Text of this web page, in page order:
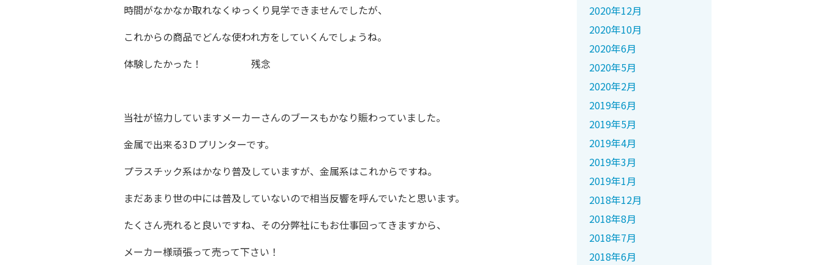
時間がなかなか取れなくゆっくり見学できませんでしたが、
これからの商品でどんな使われ方をしていくんでしょうね。
体験したかった！ 残念
当社が協力していますメーカーさんのブースもかなり賑わっていました。
金属で出来る3Ｄプリンターです。
プラスチック系はかなり普及していますが、金属系はこれからですね。
まだあまり世の中には普及していないので相当反響を呼んでいたと思います。
たくさん売れると良いですね、その分弊社にもお仕事回ってきますから、
メーカー様頑張って売って下さい！
2020年12月
2020年10月
2020年6月
2020年5月
2020年2月
2019年6月
2019年5月
2019年4月
2019年3月
2019年1月
2018年12月
2018年8月
2018年7月
2018年6月